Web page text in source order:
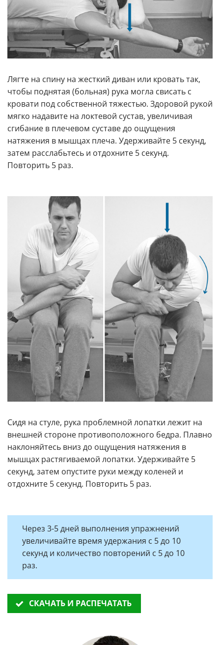
Лягте на спину на жесткий диван или кровать так,
чтобы поднятая (больная) рука могла свисать с
кровати под собственной тяжестью. Здоровой рукой
мягко надавите на локтевой сустав, увеличивая
сгибание в плечевом суставе до ощущения
натяжения в мышцах плеча. Удерживайте 5 секунд,
затем расслабьтесь и отдохните 5 секунд.
Повторить 5 раз.
Сидя на стуле, рука проблемной лопатки лежит на
внешней стороне противоположного бедра. Плавно
наклоняйтесь вниз до ощущения натяжения в
мышцах растягиваемой лопатки. Удерживайте 5
секунд, затем опустите руки между коленей и
отдохните 5 секунд. Повторить 5 раз.
Через 3-5 дней выполнения упражнений
увеличивайте время удержания с 5 до 10
секунд и количество повторений с 5 до 10
раз.
СКАЧАТЬ И РАСПЕЧАТАТЬ